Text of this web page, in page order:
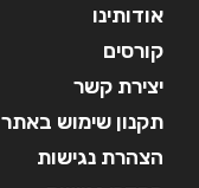
אודותינו
קורסים
יצירת קשר
תקנון שימוש באתר
הצהרת נגישות